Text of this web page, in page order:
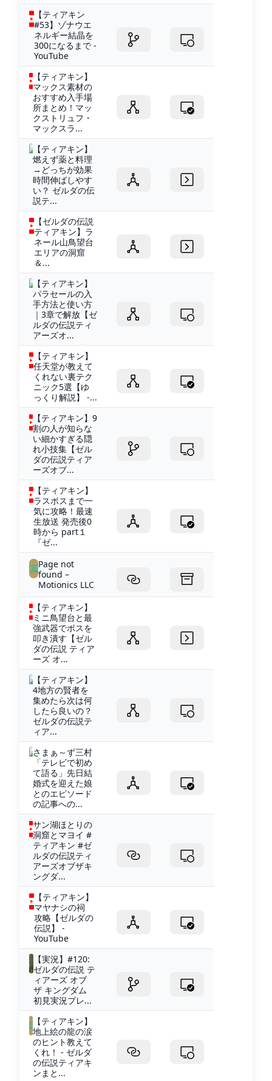
【ティアキン
#53】ゾナウエ
ネルギー結晶を
300になるまで -
YouTube
【ティアキン】
マックス素材の
おすすめ入手場
所まとめ！マッ
クストリュフ・
マックスラ...
【ティアキン】
燃えず薬と料理
→どっちが効果
時間伸ばしやす
い？ ゼルダの伝
説テ...
【ゼルダの伝説
ティアキン】ラ
ネール山鳥望台
エリアの洞窟
＆...
【ティアキン】
パラセールの入
手方法と使い方
｜3章で解放【ゼ
ルダの伝説ティ
アーズオ...
【ティアキン】
任天堂が教えて
くれない裏テク
ニック5選【ゆ
っくり解説】 -...
【ティアキン】9
割の人が知らな
い細かすぎる隠
れ小技集【ゼル
ダの伝説ティア
ーズオブ...
【ティアキン】
ラスボスまで一
気に攻略！最速
生放送 発売後0
時から part１
『ゼ...
Page not
found –
Motionics LLC
【ティアキン】
ミニ鳥望台と最
強武器でボスを
叩き潰す【ゼル
ダの伝説 ティア
ーズ オ...
【ティアキン】
4地方の賢者を
集めたら次は何
したら良いの？
ゼルダの伝説テ
ィア...
さまぁ～ず三村
「テレビで初め
て語る」先日結
婚式を迎えた娘
とのエピソード
の記事への...
サン湖ほとりの
洞窟とマヨイ #
ティアキン #ゼ
ルダの伝説ティ
アーズオブザキ
ングダ...
【ティアキン】
マヤナシの祠
攻略【ゼルダの
伝説】 -
YouTube
【実況】#120:
ゼルダの伝説 テ
ィアーズ オブ
ザ キングダム
初見実況プレ...
【ティアキン】
地上絵の龍の涙
のヒント教えて
くれ！ - ゼルダ
の伝説ティアキ
ンまと...